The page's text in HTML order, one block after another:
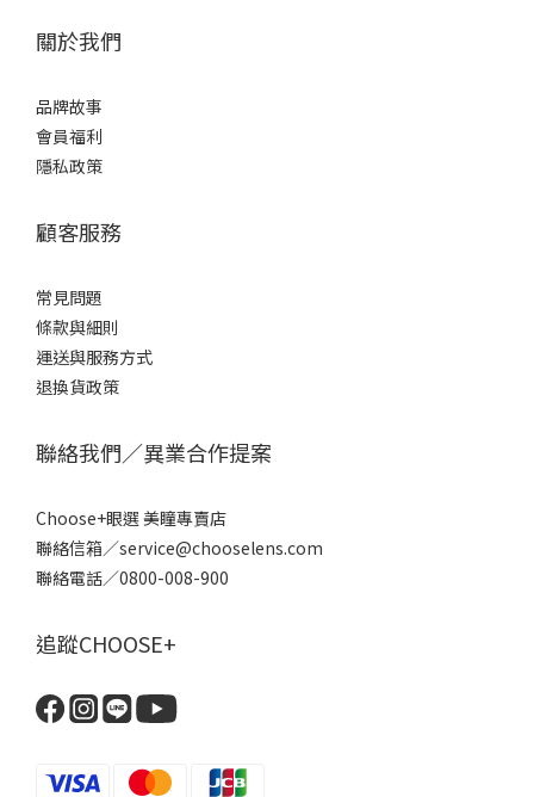
關於我們
品牌故事
會員福利
隱私政策
顧客服務
常見問題
條款與細則
運送與服務方式
退換貨政策
聯絡我們／異業合作提案
Choose+眼選 美瞳專賣店
聯絡信箱／service@chooselens.com
聯絡電話／0800-008-900
追蹤CHOOSE+